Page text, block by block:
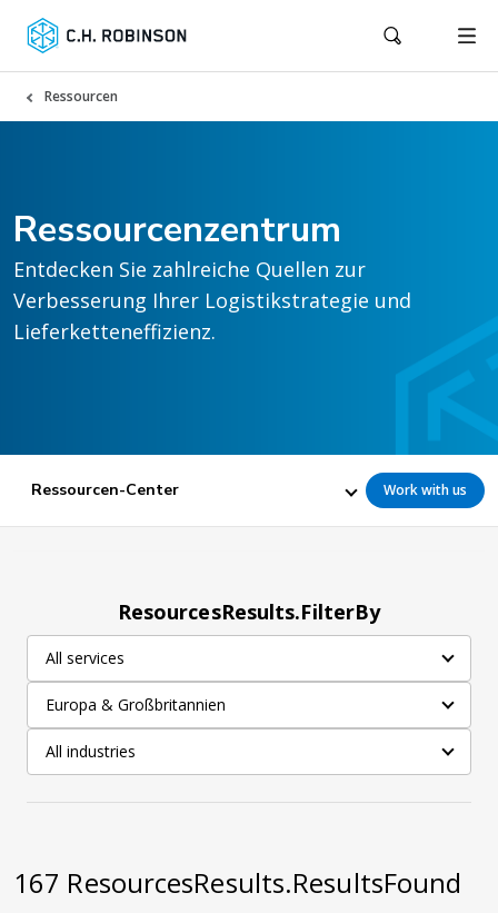
Ressourcen
Ressourcenzentrum
Entdecken Sie zahlreiche Quellen zur
Verbesserung Ihrer Logistikstrategie und
Lieferketteneffizienz.
Ressourcen-Center Work with us
ResourcesResults.FilterBy
All services
Europa & Großbritannien
All industries
167 ResourcesResults.ResultsFound